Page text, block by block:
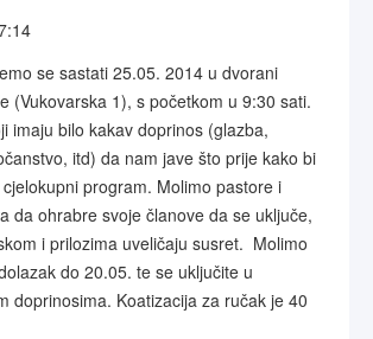
se sastati 25.05. 2014 u dvorani
(Vukovarska 1), s početkom u 9:30 sati.
imaju bilo kakav doprinos (glazba,
itd) da nam jave što prije kako bi
program. Molimo pastore i
da ohrabre svoje članove da se uključe,
i prilozima uveličaju susret. Molimo
do 20.05. te se uključite u
doprinosima. Koatizacija za ručak je 40